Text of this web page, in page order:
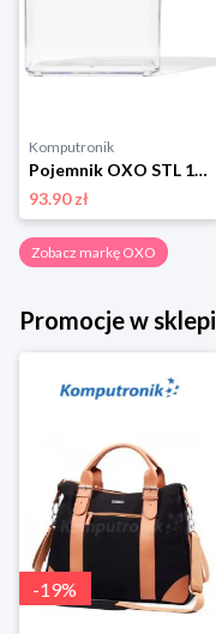
Komputronik
Pojemnik OXO STL 1l srebrny
93.90 zł
Zobacz markę OXO
Promocje w
-19%